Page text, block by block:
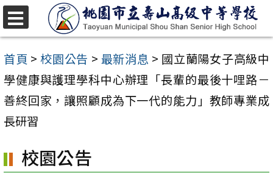
跳
至
主
要
內
容
首頁 > 校園公告 > 最新消息 > 國立蘭陽女子高級中
學健康與護理學科中心辦理「長輩的最後十哩路－
善終回家，讓照顧成為下一代的能力」教師專業成
長研習
校園公告
選
單